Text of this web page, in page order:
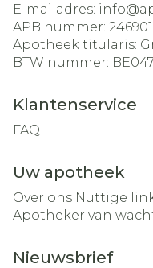
E-mailadres: info@
APB nummer: 246901
Apotheek titularis:
BTW nummer:
Klantenservice
FAQ
Uw apotheek
Over ons Nuttige
Apotheker van
Nieuwsbrief